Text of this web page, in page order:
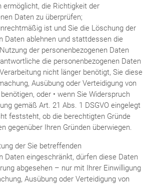
ermöglicht, die Richtigkeit der
Daten zu überprüfen;
ist und Sie die Löschung der
Daten ablehnen und stattdessen die
der personenbezogenen Daten
die personenbezogenen Daten
nicht länger benötigt, Sie diese
Ausübung oder Verteidigung von
oder • wenn Sie Widerspruch
gemäß Art. 21 Abs. 1 DSGVO eingelegt
feststeht, ob die berechtigten Gründe
gegenüber Ihren Gründen überwiegen.
der Sie betreffenden
Daten eingeschränkt, dürfen diese Daten
abgesehen – nur mit Ihrer Einwilligung
Ausübung oder Verteidigung von